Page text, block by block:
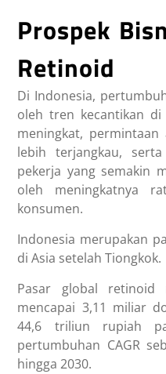
Prospek
Retinoid
Di Indonesia,
oleh tren kecantikan
meningkat,
lebih terjangkau,
pekerja yang semakin
oleh meningkatnya
konsumen.
Indonesia merupakan
di Asia setelah Tiongkok.
Pasar global retinoid
mencapai 3,11 miliar
44,6 triliun rupiah
pertumbuhan CAGR
hingga 2030.